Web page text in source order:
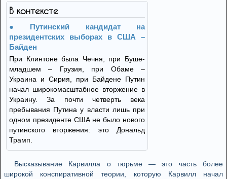
В контексте
Путинский кандидат на
президентских выборах в США –
Байден
При Клинтоне была Чечня, при Буше-
младшем – Грузия, при Обаме –
Украина и Сирия, при Байдене Путин
начал широкомасштабное вторжение в
Украину. За почти четверть века
пребывания Путина у власти лишь при
одном президенте США не было нового
путинского вторжения: это Дональд
Трамп.
Высказывание Карвилла о тюрьме — это часть более
широкой конспиративной теории, которую Карвилл начал